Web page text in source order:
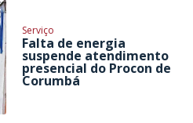
Serviço
Falta de energia
suspende atendimento
presencial do Procon de
Corumbá